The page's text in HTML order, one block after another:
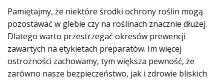
Pamiętajmy, że niektóre środki ochrony roślin mogą
pozostawać w glebie czy na roślinach znacznie dłużej.
Dlatego warto przestrzegać okresów prewencji
zawartych na etykietach preparatów. Im więcej
ostrożności zachowamy, tym większa pewność, że
zarówno nasze bezpieczeństwo, jak i zdrowie bliskich